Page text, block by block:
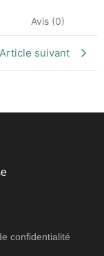
Avis (0)
Article suivant
confidentialité​​